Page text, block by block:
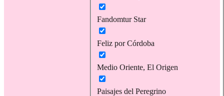
Fandomtur Star
Feliz por Córdoba
Medio Oriente, El Origen
Paisajes del Peregrino